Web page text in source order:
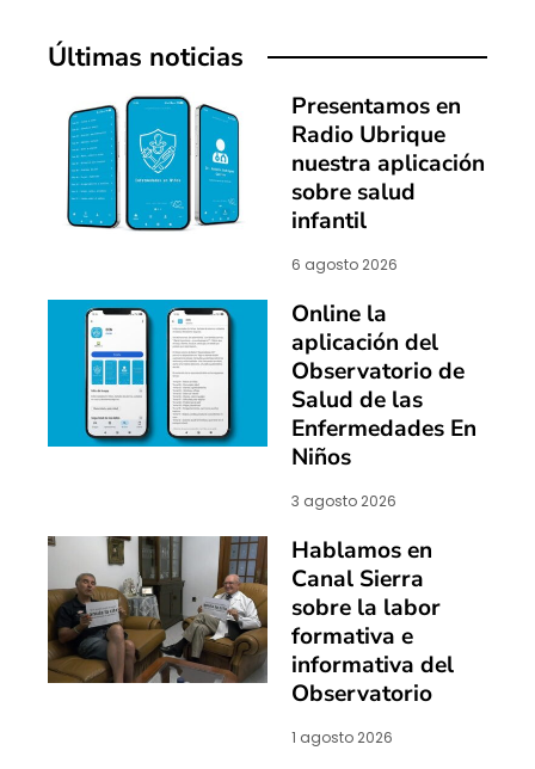
Últimas noticias
Presentamos en
Radio Ubrique
nuestra aplicación
sobre salud
infantil
6 agosto 2026
Online la
aplicación del
Observatorio de
Salud de las
Enfermedades En
Niños
3 agosto 2026
Hablamos en
Canal Sierra
sobre la labor
formativa e
informativa del
Observatorio
1 agosto 2026